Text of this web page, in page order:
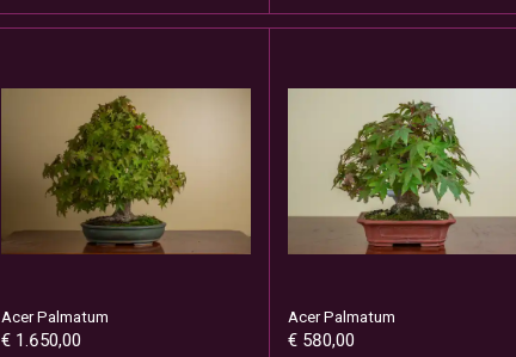
Acer Palmatum
€ 1.650,00
Acer Palmatum
€ 580,00